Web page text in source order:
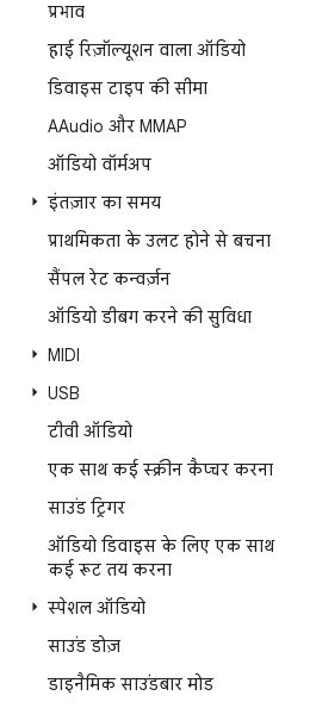
प्रभाव
हाई रिज़ॉल्यूशन वाला ऑडियो
डिवाइस टाइप की सीमा
AAudio और MMAP
ऑडियो वॉर्मअप
इंतज़ार का समय
प्राथमिकता के उलट होने से बचना
सैंपल रेट कन्वर्ज़न
ऑडियो डीबग करने की सुविधा
MIDI
USB
टीवी ऑडियो
एक साथ कई स्क्रीन कैप्चर करना
साउंड ट्रिगर
ऑडियो डिवाइस के लिए एक साथ
कई रूट तय करना
स्पेशल ऑडियो
साउंड डोज़
डाइनैमिक साउंडबार मोड